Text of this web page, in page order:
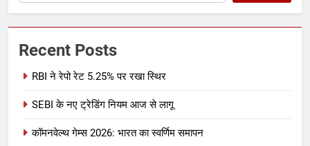
Recent Posts
RBI ने रेपो रेट 5.25% पर रखा स्थिर
SEBI के नए ट्रेडिंग नियम आज से लागू
कॉमनवेल्थ गेम्स 2026: भारत का स्वर्णिम समापन